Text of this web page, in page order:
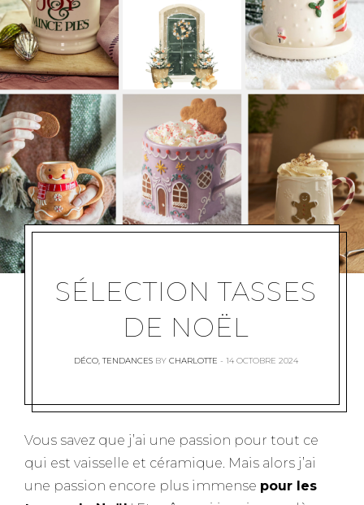
SÉLECTION TASSES
DE NOËL
DÉCO,TENDANCES BY CHARLOTTE 14 OCTOBRE 2024
Vous savez que j’ai une passion pour tout ce
qui est vaisselle et céramique. Mais alors j’ai
une passion encore plus immense pour les